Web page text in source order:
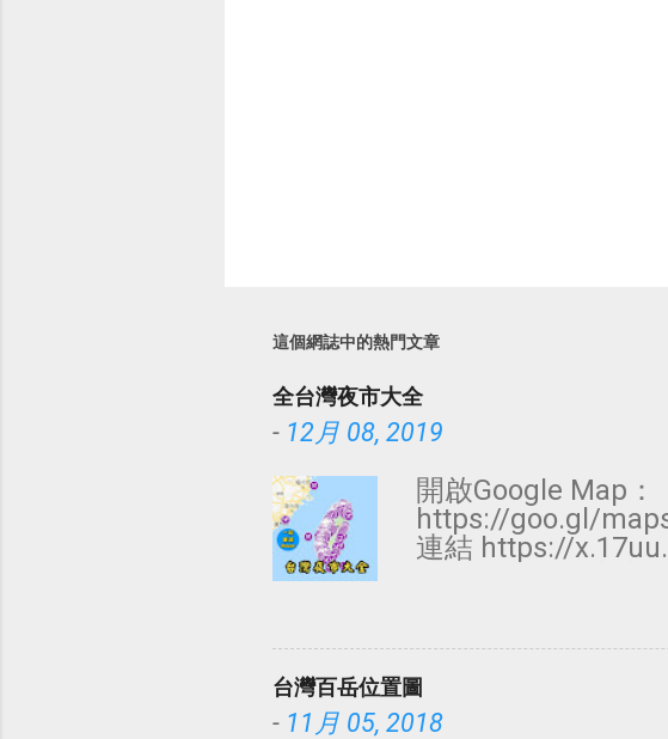
這個網誌中的熱門文章
全台灣夜市大全
- 12月 08, 2019
開啟Google Map：
https://goo.gl/
連結 https://
夜市 每日 5 碇內
市 每日 13 臨江街
日 15 大龍街夜市
台灣百岳位置圖
- 11月 05, 2018